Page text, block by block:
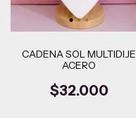
CADENA SOL MULTIDIJE
ACERO
$32.000